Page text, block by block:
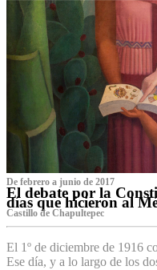
De febrero a junio de 2017
El debate por la
días que hicieron al
Castillo de Chapultepec
El 1º de diciembre de 1916
Ese día, y a lo largo de los